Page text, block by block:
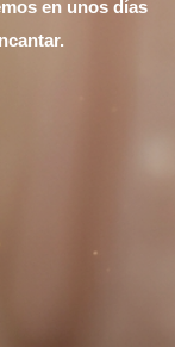
en unos días